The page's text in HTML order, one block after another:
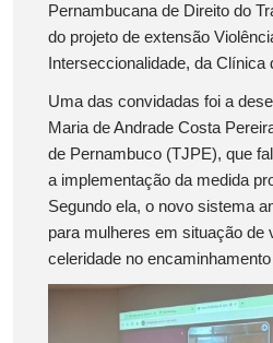
Pernambucana de Direito do
do projeto de extensão
Interseccionalidade, da
Uma das convidadas foi a
Maria de Andrade Costa
de Pernambuco (TJPE), que
a implementação da medida
Segundo ela, o novo sistema
para mulheres em situação de
celeridade no